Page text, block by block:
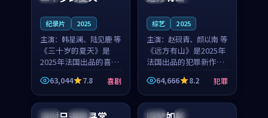
纪录片 2025
主演： 韩星澜、陆见鹿 等
《三十岁的夏天》是
2025年法国出品的喜剧
新作，主创团队希望用
深夜电台的故事让观众
停下来想一想。韩星澜
63,044 7.8 喜剧
综艺 2025
主演： 赵砚青、颜以南 等
《远方有山》是2025年
法国出品的犯罪新作，
主创团队希望用高校追
梦的故事让观众停下来
想一想。赵砚青领衔，
颜以南担任重要角色，
64,666 8.2 犯罪
泰国 杜比 中国 高分